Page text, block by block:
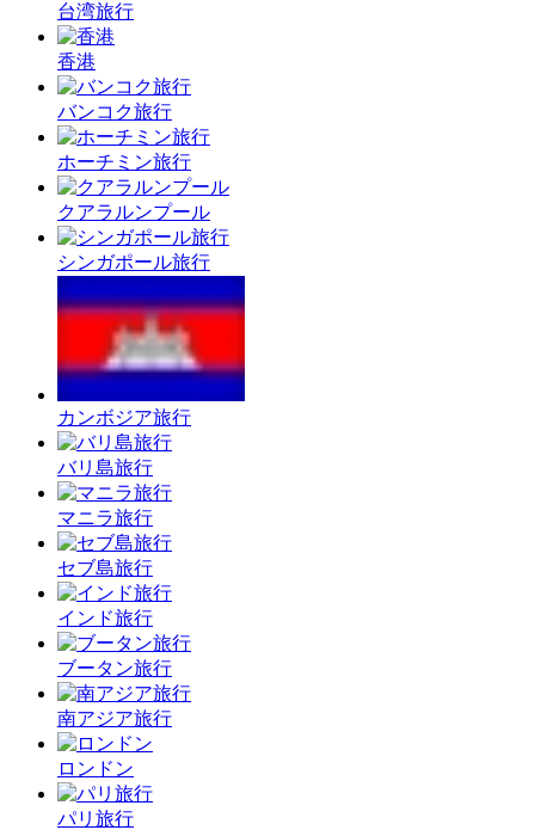
台湾旅行
香港
バンコク旅行
ホーチミン旅行
クアラルンプール
シンガポール旅行
カンボジア旅行
バリ島旅行
マニラ旅行
セブ島旅行
インド旅行
ブータン旅行
南アジア旅行
ロンドン
パリ旅行